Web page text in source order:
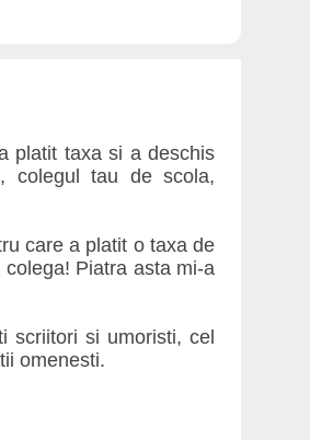
platit taxa si a deschis
colegul tau de scola,
care a platit o taxa de
Piatra asta mi-a
scriitori si umoristi, cel
omenesti.